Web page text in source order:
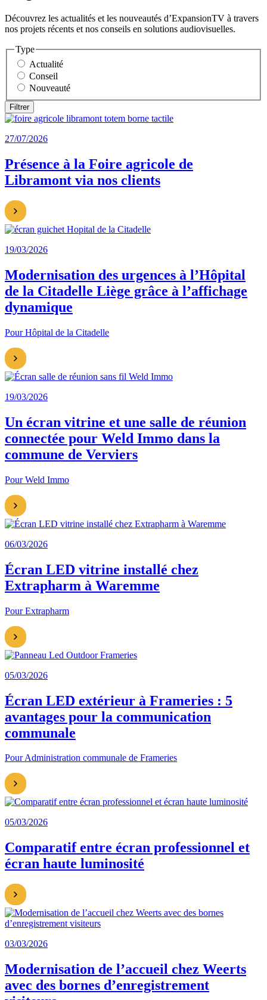
Découvrez les actualités et les nouveautés d’ExpansionTV à travers
nos projets récents et nos conseils en solutions audiovisuelles.
Type
Actualité
Conseil
Nouveauté
27/07/2026
Présence à la Foire agricole de
Libramont via nos clients
19/03/2026
Modernisation des urgences à l’Hôpital
de la Citadelle Liège grâce à l’affichage
dynamique
Pour Hôpital de la Citadelle
19/03/2026
Un écran vitrine et une salle de réunion
connectée pour Weld Immo dans la
commune de Verviers
Pour Weld Immo
06/03/2026
Écran LED vitrine installé chez
Extrapharm à Waremme
Pour Extrapharm
05/03/2026
Écran LED extérieur à Frameries : 5
avantages pour la communication
communale
Pour Administration communale de Frameries
05/03/2026
Comparatif entre écran professionnel et
écran haute luminosité
03/03/2026
Modernisation de l’accueil chez Weerts
avec des bornes d’enregistrement